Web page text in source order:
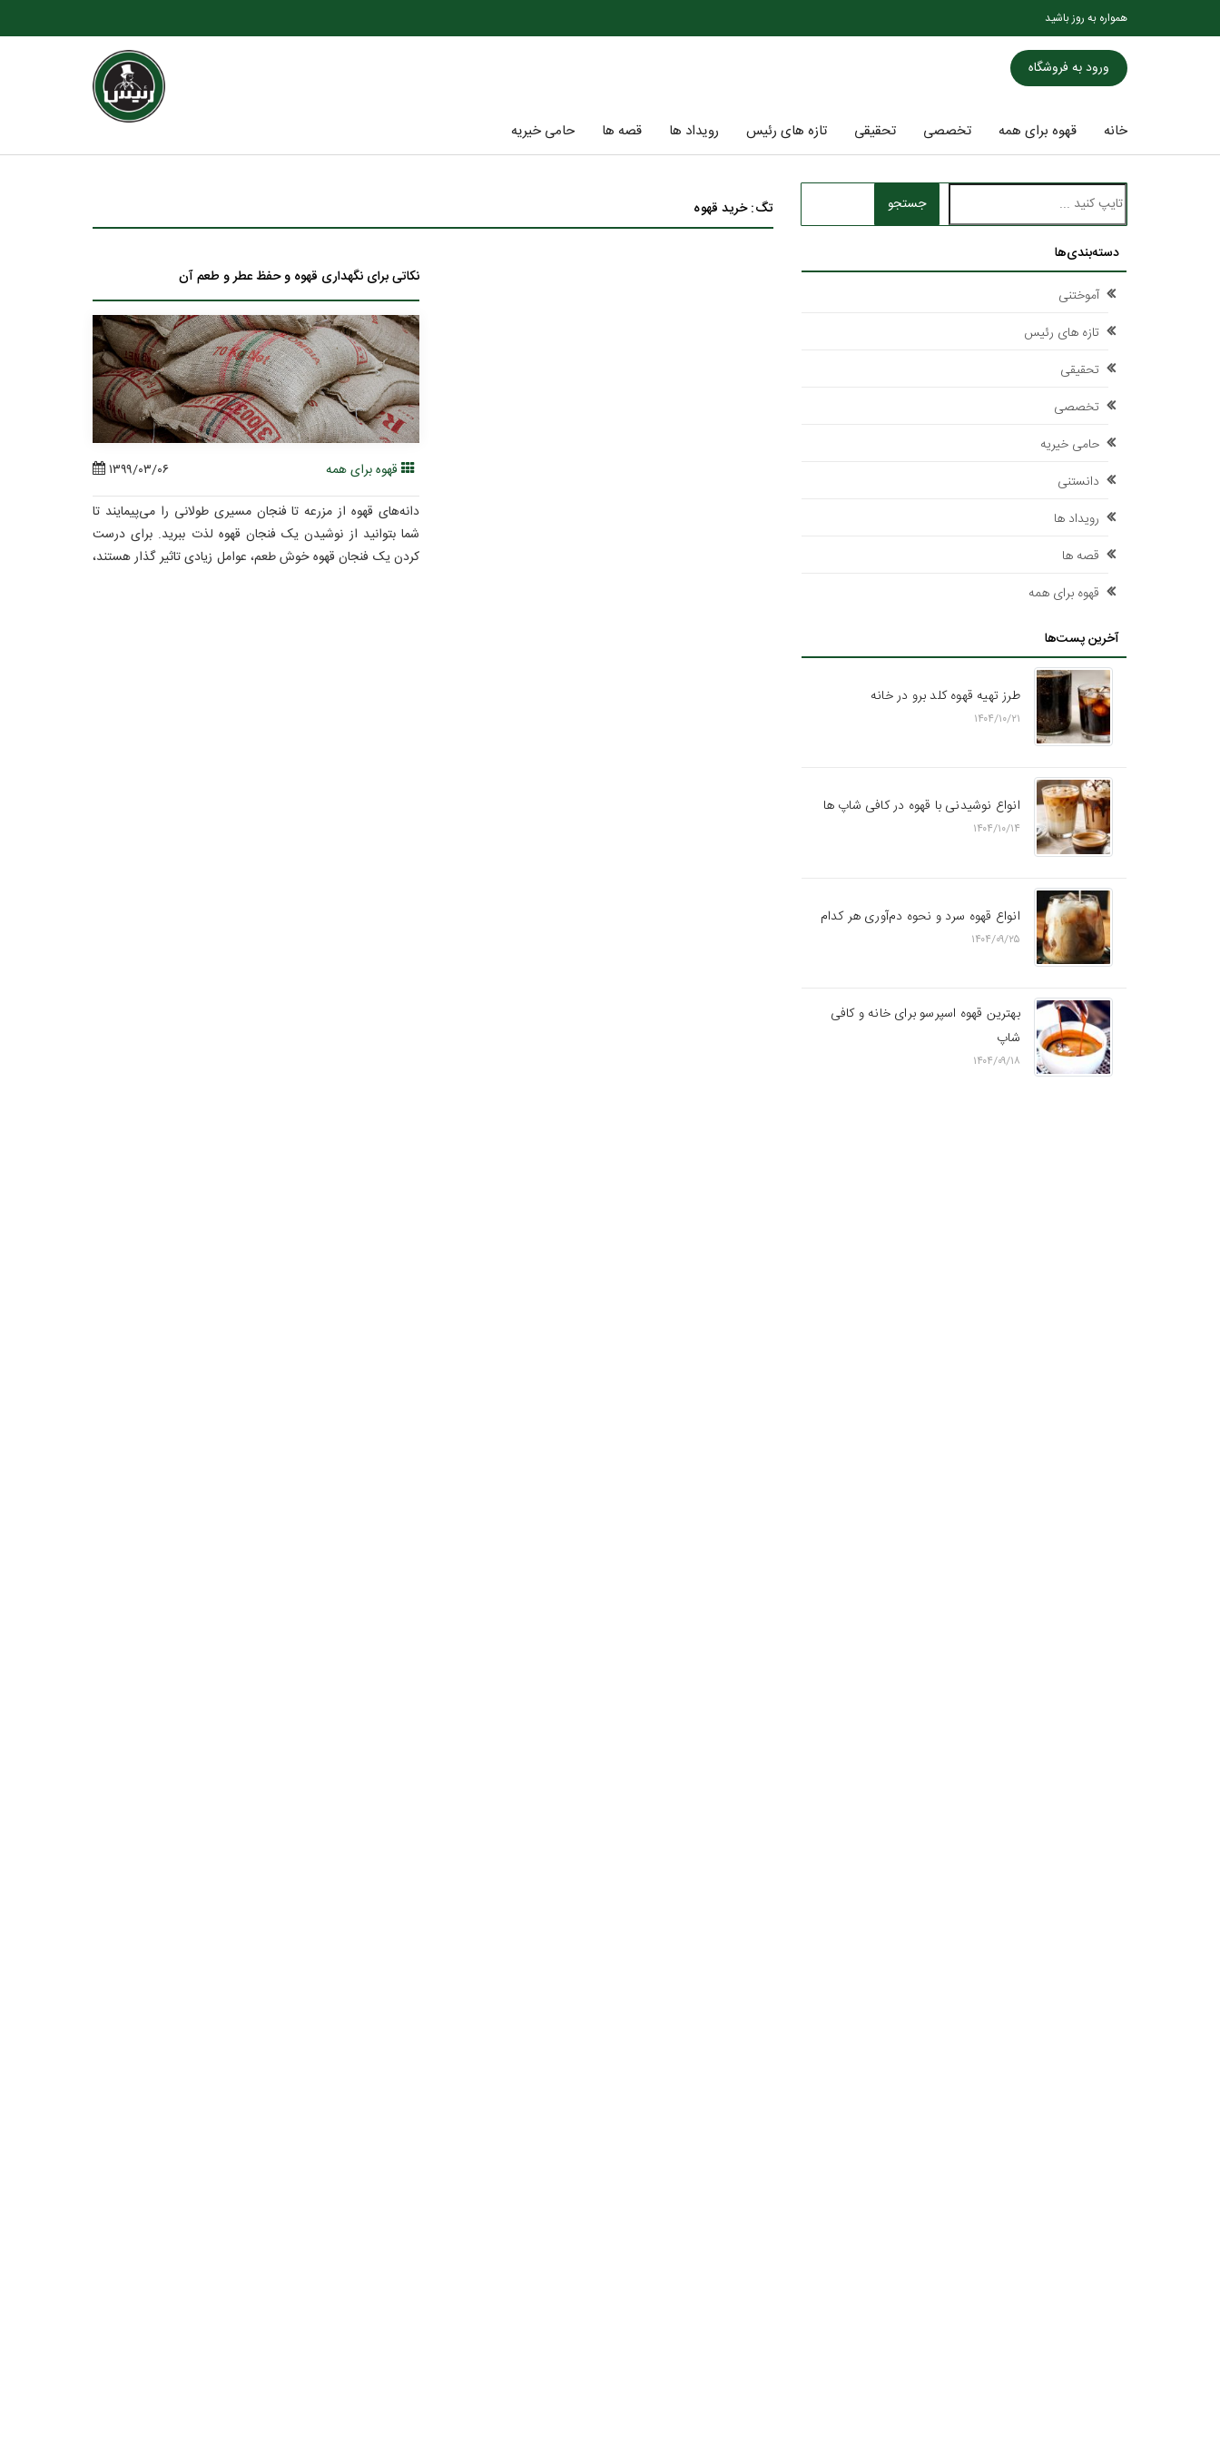
همواره به روز باشید
ورود به فروشگاه
خانه قهوه برای همه تخصصی تحقیقی تازه های رئیس رویداد ها قصه ها حامی خیریه
تگ: خرید قهوه
نکاتی برای نگهداری قهوه و حفظ عطر و طعم آن
قهوه برای همه
۱۳۹۹/۰۳/۰۶
دانه‌های قهوه از مزرعه تا فنجان مسیری طولانی را می‌پیمایند تا
شما بتوانید از نوشیدن یک فنجان قهوه لذت ببرید. برای درست
کردن یک فنجان قهوه خوش طعم، عوامل زیادی تاثیر گذار هستند،
جستجو
دسته‌بندی‌ها
آموختنی
تازه های رئیس
تحقیقی
تخصصی
حامی خیریه
دانستنی
رویداد ها
قصه ها
قهوه برای همه
آخرین پست‌ها
طرز تهیه قهوه کلد برو در خانه
۱۴۰۴/۱۰/۲۱
انواع نوشیدنی با قهوه در کافی شاپ ها
۱۴۰۴/۱۰/۱۴
انواع قهوه سرد و نحوه دم‌آوری هر کدام
۱۴۰۴/۰۹/۲۵
بهترین قهوه اسپرسو برای خانه و کافی
شاپ
۱۴۰۴/۰۹/۱۸